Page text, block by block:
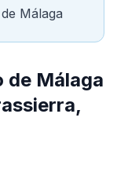
Málaga
de Málaga